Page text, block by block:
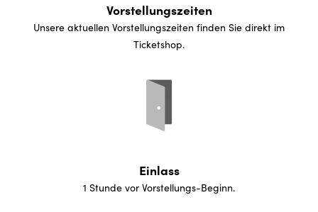
Vorstellungszeiten
Unsere aktuellen Vorstellungszeiten finden Sie direkt im
Ticketshop.
Einlass
1 Stunde vor Vorstellungs-Beginn.